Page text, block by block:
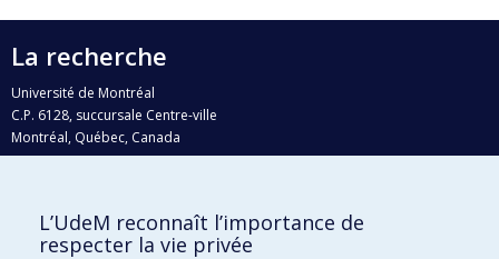
La recherche
Université de Montréal
C.P. 6128, succursale Centre-ville
Montréal, Québec, Canada
H3C 3J7
Qui fait quoi?
L’UdeM reconnaît l’importance de
respecter la vie privée